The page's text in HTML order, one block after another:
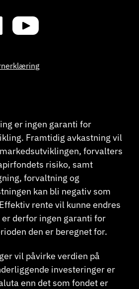
er ingen garanti for
Framtidig avkastning vil
forvalters
risiko, samt
forvaltning og
kan bli negativ som
rente vil kunne endres
derfor ingen garanti for
den er beregnet for.
vil påvirke verdien på
investeringer er
enn det som fondet er